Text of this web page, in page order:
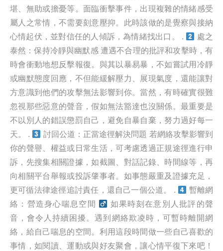
堪、無助或擔憂等。面臨衝擊事件，出現複雜的情緒感受
屬人之常情，不需要刻意壓抑。此時該做的是覺察與接納
心情起伏，並對信任的人傾訴，為情緒找出口。 .
處之
泰然：保持冷靜與幽默感 遭遇不合理的批評和攻擊時，有
時會衝動地想反擊報復。與其以暴易暴，不如嘗試用冷靜
或幽默態度回應，不但能緩解壓力、展現氣度，還能讓對
方意識到他們的攻擊無法影響到你。當然，有時確實很難
忽視那些惡意的聲音，假如無法豁達也沒關係。最重要是
不以別人的錯誤懲罰自己，避免自暴自棄，努力過好每一
天。 .
討回公道：正當途徑解決問題 若網絡攻擊影響到
你的聲譽、權益或日常生活，可考慮透過正規途徑進行申
訴，先搜集相關證據，如截圖、對話記錄、時間線等，再
向相關平台舉報或投訴肇事者。如事態嚴重及證據充足，
更可循法律途徑追討責任，還自己一個公道。 .
暫離網
絡：營造身心喘息空間 ‍
如果時刻在意別人批評的聲
音，會令人持續困擾。遇到網絡欺凌時，可暫時離開網
絡，給自己喘息的空間。利用這段時間做一些自己喜歡的
事情，如閱讀、運動或與好友聚會，讓心情平復下來吧！